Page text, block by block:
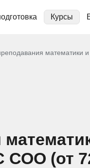
Курсы
математики
СОО (от